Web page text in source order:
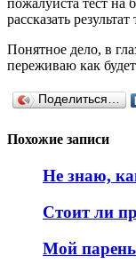
рассказать результат
Понятное дело, в
переживаю как
Поделиться…
Похожие записи
Не знаю,
Стоит ли
Мой парень